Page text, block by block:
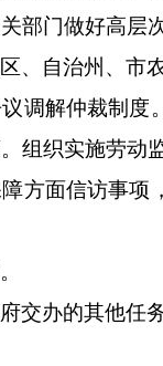
部门做好高层
、自治州、
议调解仲裁制
组织实施劳
障方面信访事
交办的其他任